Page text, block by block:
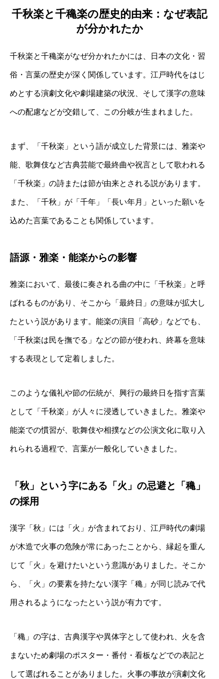
千秋楽と千穐楽の歴史的由来：なぜ表記
が分かれたか
千秋楽と千穐楽がなぜ分かれたかには、日本の文化・習
俗・言葉の歴史が深く関係しています。江戸時代をはじ
めとする演劇文化や劇場建築の状況、そして漢字の意味
への配慮などが交錯して、この分岐が生まれました。
まず、「千秋楽」という語が成立した背景には、雅楽や
能、歌舞伎など古典芸能で最終曲や祝言として歌われる
「千秋楽」の詩または節が由来とされる説があります。
また、「千秋」が「千年」「長い年月」といった願いを
込めた言葉であることも関係しています。
語源・雅楽・能楽からの影響
雅楽において、最後に奏される曲の中に「千秋楽」と呼
ばれるものがあり、そこから「最終日」の意味が拡大し
たという説があります。能楽の演目「高砂」などでも、
「千秋楽は民を撫でる」などの節が使われ、終幕を意味
する表現として定着しました。
このような儀礼や節の伝統が、興行の最終日を指す言葉
として「千秋楽」が人々に浸透していきました。雅楽や
能楽での慣習が、歌舞伎や相撲などの公演文化に取り入
れられる過程で、言葉が一般化していきました。
「秋」という字にある「火」の忌避と「穐」
の採用
漢字「秋」には「火」が含まれており、江戸時代の劇場
が木造で火事の危険が常にあったことから、縁起を重ん
じて「火」を避けたいという意識がありました。そこか
ら、「火」の要素を持たない漢字「穐」が同じ読みで代
用されるようになったという説が有力です。
「穐」の字は、古典漢字や異体字として使われ、火を含
まないため劇場のポスター・番付・看板などでの表記と
して選ばれることがありました。火事の事故が演劇文化